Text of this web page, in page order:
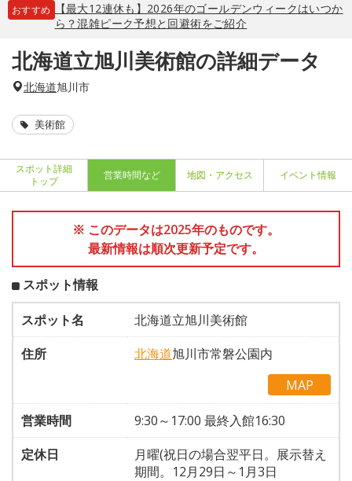
おすすめ
【最大12連休も】2026年のゴールデンウィークはいつか
ら？混雑ピーク予想と回避術をご紹介
北海道立旭川美術館の詳細データ
北海道旭川市
美術館
スポット詳細
トップ
営業時間など 地図・アクセス イベント情報
※ このデータは2025年のものです。
最新情報は順次更新予定です。
スポット情報
スポット名
北海道立旭川美術館
住所
北海道旭川市常磐公園内
MAP
営業時間
9:30～17:00 最終入館16:30
定休日
月曜(祝日の場合翌平日。展示替え
期間。12月29日～1月3日